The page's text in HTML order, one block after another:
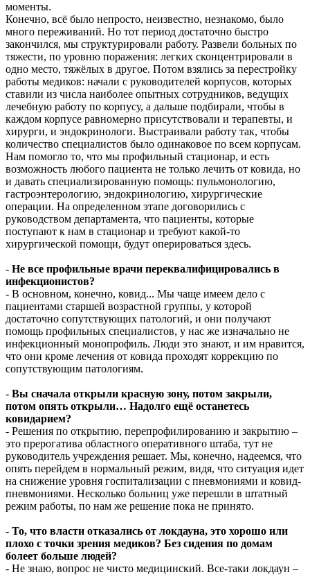
моменты.
Конечно, всё было непросто, неизвестно, незнакомо, было
много переживаний. Но тот период достаточно быстро
закончился, мы структурировали работу. Развели больных по
тяжести, по уровню поражения: легких сконцентрировали в
одно место, тяжёлых в другое. Потом взялись за перестройку
работы медиков: начали с руководителей корпусов, которых
ставили из числа наиболее опытных сотрудников, ведущих
лечебную работу по корпусу, а дальше подбирали, чтобы в
каждом корпусе равномерно присутствовали и терапевты, и
хирурги, и эндокринологи. Выстраивали работу так, чтобы
количество специалистов было одинаковое по всем корпусам.
Нам помогло то, что мы профильный стационар, и есть
возможность любого пациента не только лечить от ковида, но
и давать специализированную помощь: пульмонологию,
гастроэнтерологию, эндокринологию, хирургические
операции. На определенном этапе договорились с
руководством департамента, что пациенты, которые
поступают к нам в стационар и требуют какой-то
хирургической помощи, будут оперироваться здесь.
- Не все профильные врачи переквалифицировались в
инфекционистов?
- В основном, конечно, ковид... Мы чаще имеем дело с
пациентами старшей возрастной группы, у которой
достаточно сопутствующих патологий, и они получают
помощь профильных специалистов, у нас же изначально не
инфекционный монопрофиль. Люди это знают, и им нравится,
что они кроме лечения от ковида проходят коррекцию по
сопутствующим патологиям.
- Вы сначала открыли красную зону, потом закрыли,
потом опять открыли… Надолго ещё останетесь
ковидарием?
- Решения по открытию, перепрофилированию и закрытию –
это прерогатива областного оперативного штаба, тут не
руководитель учреждения решает. Мы, конечно, надеемся, что
опять перейдем в нормальный режим, видя, что ситуация идет
на снижение уровня госпитализации с пневмониями и ковид-
пневмониями. Несколько больниц уже перешли в штатный
режим работы, по нам же решение пока не принято.
- То, что власти отказались от локдауна, это хорошо или
плохо с точки зрения медиков? Без сидения по домам
болеет больше людей?
- Не знаю, вопрос не чисто медицинский. Все-таки локдаун –